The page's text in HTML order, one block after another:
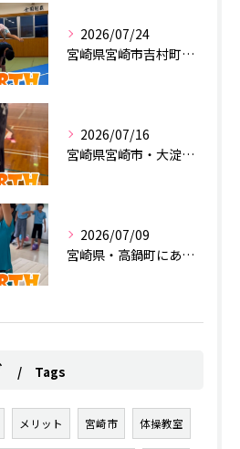
2026/07/24
宮崎県宮崎市吉村町にあるスポーツクラブ
2026/07/16
宮崎県宮崎市・大淀にあるスポーツクラブ
2026/07/09
宮崎県・高鍋町にあるスポーツクラブ
Tags
メリット 宮崎市 体操教室